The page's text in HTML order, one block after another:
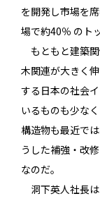
を開発し市場を
場で約40％ のト
もともと建築
木関連が大きく
する日本の社会
いるものも少な
構造物も最近で
うした補強・改
なのだ。
洞下英人社長